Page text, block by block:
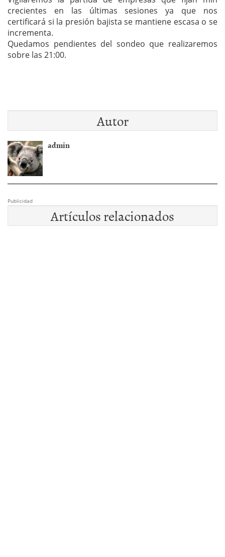
crecientes en las últimas sesiones ya que nos
certificará si la presión bajista se mantiene escasa o se
incrementa.
Quedamos pendientes del sondeo que realizaremos
sobre las 21:00.
Autor
admin
Publicidad
Artículos relacionados